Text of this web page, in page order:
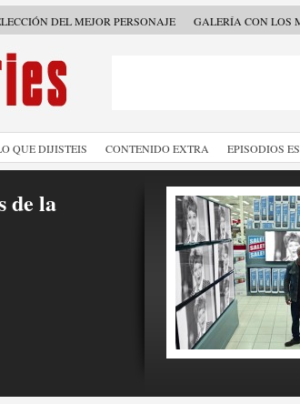
DEL MEJOR PERSONAJE GALERÍA CON LOS
QUE DIJISTEIS CONTENIDO EXTRA EPISODIOS
de la